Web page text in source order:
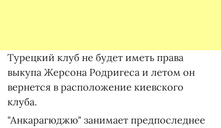
Турецкий клуб не будет иметь права
выкупа Жерсона Родригеса и летом он
вернется в расположение киевского
клуба.
"Анкарагюджю" занимает предпоследнее